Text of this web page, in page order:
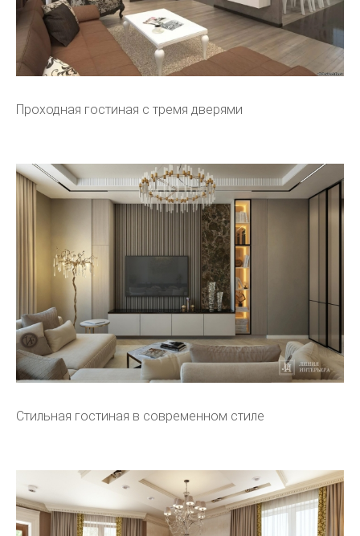
Проходная гостиная с тремя дверями
Стильная гостиная в современном стиле